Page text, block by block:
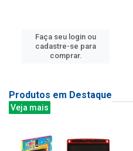
Faça seu login ou
cadastre-se para
comprar.
Produtos em Destaque
Veja mais